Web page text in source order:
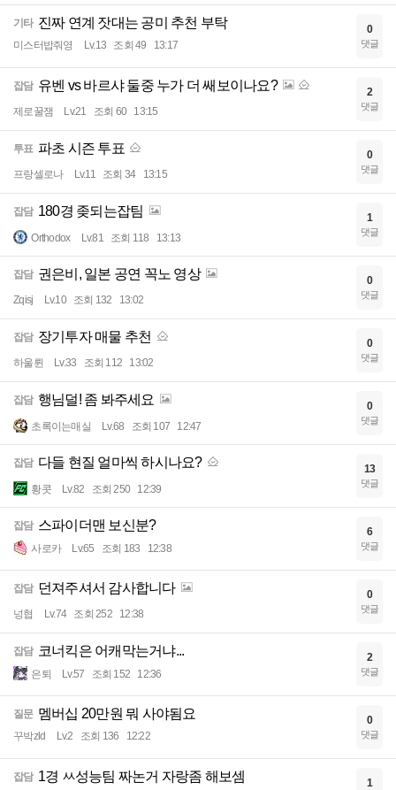
기타 진짜 연계 잣대는 공미 추천 부탁
미스터밥줘영 Lv.13 조회 49 13:17
0
댓글
잡담 유벤 vs 바르샤 둘중 누가 더 쌔보이나요?
제로꿀잼 Lv.21 조회 60 13:15
2
댓글
투표 파초 시즌 투표
프랑셀로나 Lv.11 조회 34 13:15
0
댓글
잡담 180경 좆되는잡팀
Orthodox Lv.81 조회 118 13:13
1
댓글
잡담 권은비, 일본 공연 꼭노 영상
Zqisj Lv.10 조회 132 13:02
0
댓글
잡담 장기투자 매물 추천
하울륀 Lv.33 조회 112 13:02
0
댓글
잡담 행님덜! 좀 봐주세요
초록이는매실 Lv.68 조회 107 12:47
0
댓글
잡담 다들 현질 얼마씩 하시나요?
황콧 Lv.82 조회 250 12:39
13
댓글
잡담 스파이더맨 보신분?
사로카 Lv.65 조회 183 12:38
6
댓글
잡담 던져주셔서 감사합니다
넝협 Lv.74 조회 252 12:38
0
댓글
잡담 코너킥은 어캐막는거냐...
은퇴 Lv.57 조회 152 12:36
2
댓글
질문 멤버십 20만원 뭐 사야됨요
꾸박zld Lv.2 조회 136 12:22
0
댓글
잡담 1경 ㅆ성능팀 짜논거 자랑좀 해보셈 1